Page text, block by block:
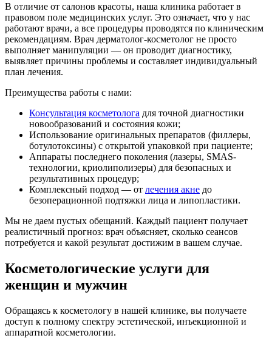
В отличие от салонов красоты, наша клиника работает в
правовом поле медицинских услуг. Это означает, что у нас
работают врачи, а все процедуры проводятся по клиническим
рекомендациям. Врач дерматолог-косметолог не просто
выполняет манипуляции — он проводит диагностику,
выявляет причины проблемы и составляет индивидуальный
план лечения.
Преимущества работы с нами:
Консультация косметолога для точной диагностики
новообразований и состояния кожи;
Использование оригинальных препаратов (филлеры,
ботулотоксины) с открытой упаковкой при пациенте;
Аппараты последнего поколения (лазеры, SMAS-
технологии, криолиполизеры) для безопасных и
результативных процедур;
Комплексный подход — от лечения акне до
безоперационной подтяжки лица и липопластики.
Мы не даем пустых обещаний. Каждый пациент получает
реалистичный прогноз: врач объясняет, сколько сеансов
потребуется и какой результат достижим в вашем случае.
Косметологические услуги для
женщин и мужчин
Обращаясь к косметологу в нашей клинике, вы получаете
доступ к полному спектру эстетической, инъекционной и
аппаратной косметологии.